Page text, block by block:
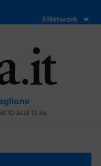
Il Network
ALLE 12:56